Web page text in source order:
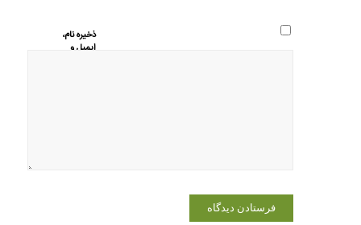
ذخیره نام،
ایمیل و